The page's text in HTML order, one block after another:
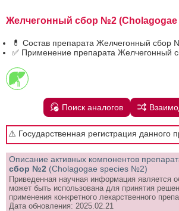
Желчегонный сбор №2
💊 Состав препарата Желчегонный сбор
✅ Применение препарата Желчегонный
Поиск аналогов
⚠️ Государственная регистрация данного
Описание активных компонентов
сбор №2 (Cholagogae species №2)
Приведенная научная информация является
может быть использована для принятия
применения конкретного лекарственного
Дата обновления: 2025.02.21